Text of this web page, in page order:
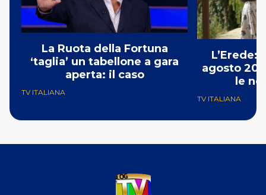
La Ruota della Fortuna
‘taglia’ un tabellone a gara
aperta: il caso
TV ITALIANA
L’Erede:
agosto
le
TV ITALIANA